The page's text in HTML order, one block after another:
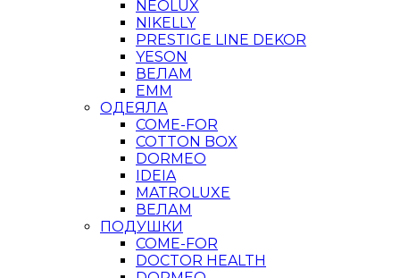
NEOLUX
NIKELLY
PRESTIGE LINE DEKOR
YESON
ВЕЛАМ
ЕММ
ОДЕЯЛА
COME-FOR
COTTON BOX
DORMEO
IDEIA
MATROLUXE
ВЕЛАМ
ПОДУШКИ
COME-FOR
DOCTOR HEALTH